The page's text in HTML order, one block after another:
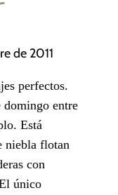
de 2011
perfectos.
domingo entre
Está
niebla flotan
con
único